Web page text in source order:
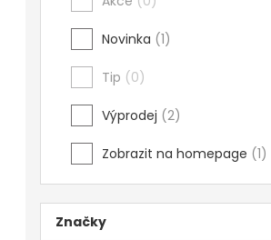
Měřidla, testry, váhy
Fasování a gravírování
Základní vybavení dílny
Tvarování
Navlékací nitě, struny, podložky
3D technologie
Novinka 1
Tip 0
Výprodej 2
Zobrazit na homepage 1
Značky